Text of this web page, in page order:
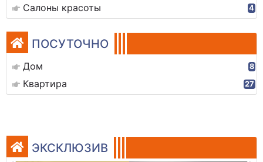
Салоны красоты 4
ПОСУТОЧНО
Дом 8
Квартира 27
ЭКСКЛЮЗИВ